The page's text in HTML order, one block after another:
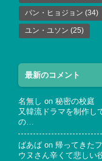
パン・ヒョジョン (34)
ユン・ユソン (25)
最新のコメント
名無し on 秘密の校庭
又韓流ドラマを制作し
の…
ばあば on 帰ってきた
ウヌさん辛くて悲しい